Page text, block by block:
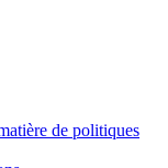
de politiques